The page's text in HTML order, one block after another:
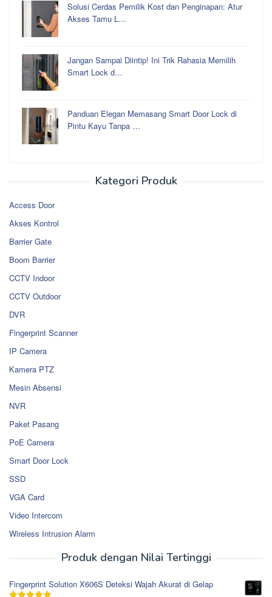
Solusi Cerdas Pemilik Kost dan Penginapan: Atur
Akses Tamu L…
Jangan Sampai Diintip! Ini Trik Rahasia Memilih
Smart Lock d…
Panduan Elegan Memasang Smart Door Lock di
Pintu Kayu Tanpa …
Kategori Produk
Access Door
Akses Kontrol
Barrier Gate
Boom Barrier
CCTV Indoor
CCTV Outdoor
DVR
Fingerprint Scanner
IP Camera
Kamera PTZ
Mesin Absensi
NVR
Paket Pasang
PoE Camera
Smart Door Lock
SSD
VGA Card
Video Intercom
Wireless Intrusion Alarm
Produk dengan Nilai Tertinggi
Fingerprint Solution X606S Deteksi Wajah Akurat di Gelap